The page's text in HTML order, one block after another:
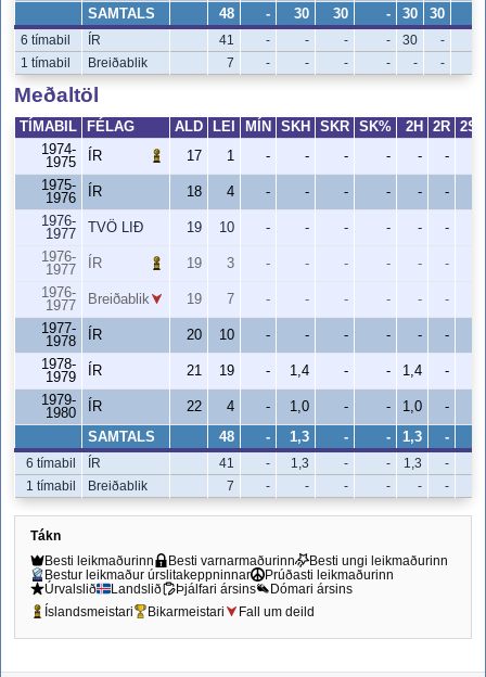
SAMTALS 48 - 30 30 - 30 30
6 tímabil ÍR 41 - - - - 30 -
1 tímabil
Breiðablik 7 - - - - - -
Meðaltöl
TÍMABIL FÉLAG ALD LEI MÍN SKH SKR SK% 2H 2R
1974-
1975
ÍR 17 1 - - - - - -
1975-
1976
ÍR 18 4 - - - - - -
1976-
1977
TVÖ LIÐ 19 10 - - - - - -
1976-
1977
ÍR 19 3 - - - - - -
1976-
1977
Breiðablik 19 7 - - - - - -
1977-
1978
ÍR 20 10 - - - - - -
1978-
1979
ÍR 21 19 - 1,4 - - 1,4 -
1979-
1980
ÍR 22 4 - 1,0 - - 1,0 -
SAMTALS 48 - 1,3 - - 1,3 -
6 tímabil ÍR 41 - 1,3 - - 1,3 -
1 tímabil
Breiðablik 7 - - - - - -
Tákn
Besti leikmaðurinn
Besti varnarmaðurinn
Besti ungi leikmaðurinn
Bestur leikmaður úrslitakeppninnar
Prúðasti leikmaðurinn
Úrvalslið
Landslið Þjálfari ársins
Dómari ársins
Íslandsmeistari
Bikarmeistari Fall um deild